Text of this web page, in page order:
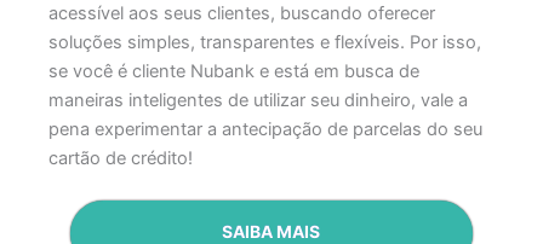
acessível aos seus clientes, buscando oferecer
soluções simples, transparentes e flexíveis. Por isso,
se você é cliente Nubank e está em busca de
maneiras inteligentes de utilizar seu dinheiro, vale a
pena experimentar a antecipação de parcelas do seu
cartão de crédito!
SAIBA MAIS